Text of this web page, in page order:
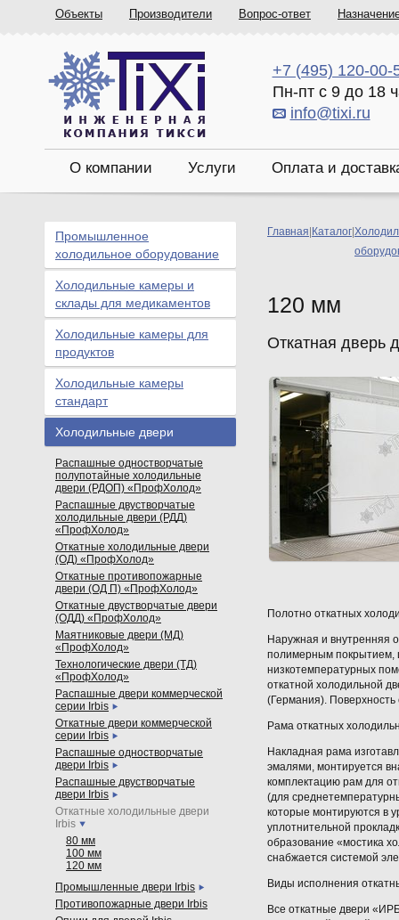
Объекты Производители Вопрос-ответ
+7 (495) 120-00-
Пн-пт с 9 до 18
info@tixi.ru
О компании Услуги Оплата и
Главная Каталог
120 мм
Откатная дверь
Полотно откатных
Наружная и внутренняя
полимерным покрытием,
низкотемпературных
откатной холодильной
(Германия).
Рама откатных
Накладная рама
эмалями, монтируется
комплектацию рам для
(для
которые монтируются в
уплотнительной
образование «мостика
снабжается системой
Виды исполнения
Все откатные двери
Промышленное
холодильное оборудование
Холодильные камеры и
склады для медикаментов
Холодильные камеры для
продуктов
Холодильные камеры
стандарт
Холодильные двери
Распашные одностворчатые
полупотайные холодильные
двери (РДОП) «ПрофХолод»
Распашные двустворчатые
холодильные двери (РДД)
«ПрофХолод»
Откатные холодильные двери
(ОД) «ПрофХолод»
Откатные противопожарные
двери (ОД П) «ПрофХолод»
Откатные двустворчатые двери
(ОДД) «ПрофХолод»
Маятниковые двери (МД)
«ПрофХолод»
Технологические двери (ТД)
«ПрофХолод»
Распашные двери коммерческой
серии Irbis
Откатные двери коммерческой
серии Irbis
Распашные одностворчатые
двери Irbis
Распашные двустворчатые
двери Irbis
Откатные холодильные двери
Irbis
80 мм
100 мм
120 мм
Промышленные двери Irbis
Противопожарные двери Irbis